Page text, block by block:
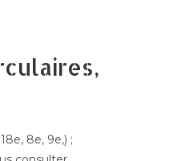
8e, 9e,) ;